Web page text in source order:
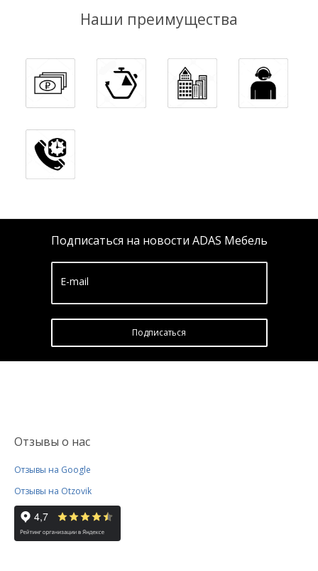
Наши преимущества
Подписаться на новости ADAS Мебель
E-mail
Подписатьcя
Отзывы о нас
Отзывы на Google
Отзывы на Otzovik